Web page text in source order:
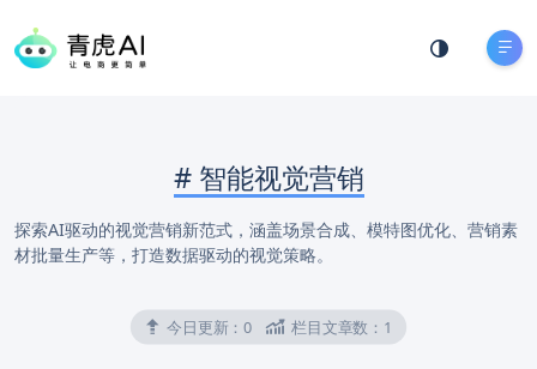
# 智能视觉营销
探索AI驱动的视觉营销新范式，涵盖场景合成、模特图优化、营销素
材批量生产等，打造数据驱动的视觉策略。
今日更新：0 栏目文章数： 1